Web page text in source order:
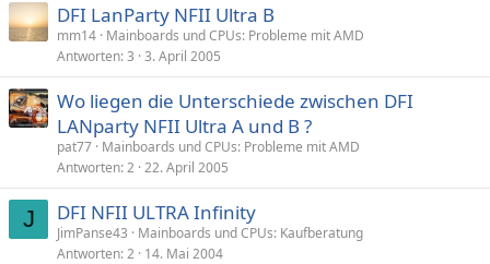
DFI LanParty NFII Ultra B
mm14 Mainboards und CPUs: Probleme mit AMD
Antworten 3 3. April 2005
Wo liegen die Unterschiede zwischen DFI
LANparty NFII Ultra A und B ?
pat77 Mainboards und CPUs: Probleme mit AMD
Antworten 2 22. April 2005
J DFI NFII ULTRA Infinity
JimPanse43
Mainboards und CPUs: Kaufberatung
Antworten 2 14. Mai 2004